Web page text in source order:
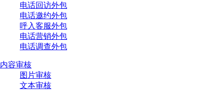
电话回访外包
电话邀约外包
呼入客服外包
电话营销外包
电话调查外包
内容审核
图片审核
文本审核